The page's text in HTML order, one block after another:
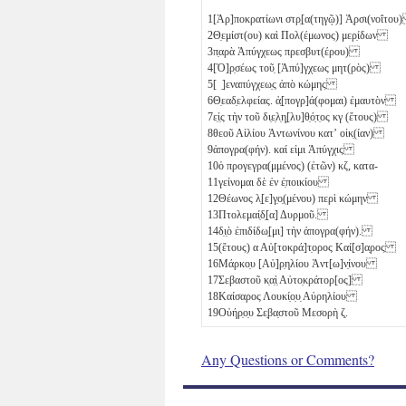
1 [Ἁρ]ποκρατίωνι στρ̣[α(τηγῷ)]
2Θ̣εμίστ(ου) καὶ Πολ(έμωνος) μερ̣ίδων
3π̣αρὰ Ἀπύγχεως πρεσβυτ(έρου)
4[Ὀ]ρ̣σέως τοῦ̣ [Ἀπύ]γχεως μητ(ρὸς)
5[ ̣]εναπύγχεω̣ς ἀπὸ κώμης
6Θ̣εαδ̣ελφείας. ἀ̣[πογρ]ά(φομαι) ἐμαυτὸν
7ε̣ἰ̣ς τὴν τοῦ δι̣ε̣λ̣η̣[λυ]θ̣ό̣τ̣ος κγ (ἔτους)
8θεοῦ Αἰλίου Ἀντωνίνου κατʼ οἰκ̣(ίαν)
9ἀπογρα(φήν). καί εἰμι Ἀπύγχις
10ὁ προγεγρα(μμένος) (ἐτῶν) κζ , κατα-
11γείνομαι δὲ ἐν ἐ̣ποικίου
12Θέωνος λ̣[ε]γ̣ο̣(μένου) περὶ κώμην
13Πτολεμαί̣δ̣[α] Δυρμοῦ.
14δ̣ι̣ὸ ἐπιδίδω̣[μι] τὴν ἀπογρα(φήν).
15(ἔτους) α Αὐ[τοκρά]τ̣ορος Καί[σ]α̣ρος
16Μάρκο̣υ [Αὐ]ρ̣ηλίου Ἀντ[ω]ν̣ίνου
17Σεβαστοῦ κ̣α̣ὶ̣ Αὐτο̣κράτορ[ος]
18Καίσαρος Λουκί̣ο̣υ̣ Αὐρηλίου
19Οὐήρ̣ο̣υ Σε̣βα̣στοῦ Μεσορὴ ζ̣
Any Questions or Comments?